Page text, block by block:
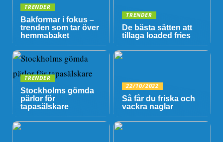
TRENDER
Bakformar i fokus –
trenden som tar över
hemmabaket
TRENDER
De bästa sätten att
tillaga loaded fries
TRENDER
Stockholms gömda
pärlor för
tapasälskare
22/10/2022
Så får du friska och
vackra naglar